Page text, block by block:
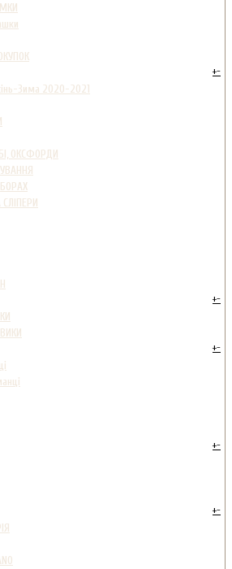
+-
Зима 2020-2021
ОКСФОРДИ
+-
+-
+-
+-